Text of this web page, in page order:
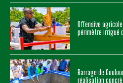
Offensive
périmètre irrigué
Barrage de
réalisation